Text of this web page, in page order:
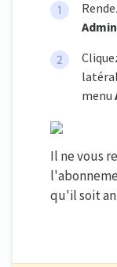
menu
Il ne vous
qu'il soit